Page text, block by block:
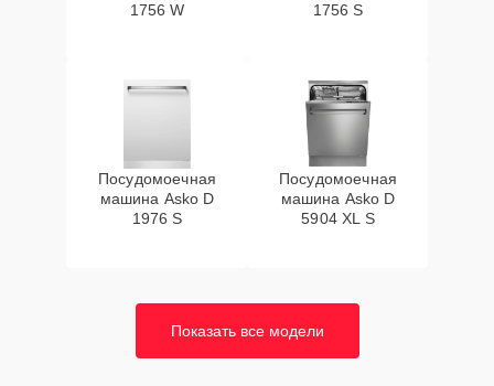
1756 W
1756 S
Посудомоечная
машина Asko D
1976 S
Посудомоечная
машина Asko D
5904 XL S
Показать все модели